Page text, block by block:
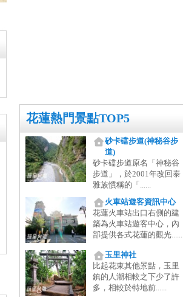
花蓮熱門景點TOP5
砂卡礑步道(神秘谷步
道)
砂卡礑步道原名「神秘谷
步道」，於2001年改回泰
雅族慣稱的「......
火車站遊客資訊中心
花蓮火車站出口右側的建
築為火車站遊客中心，內
部提供各式花蓮的觀光......
玉里神社
比起花東其他景點，玉里
鎮的人潮相較之下少了許
多，相較於特地前......